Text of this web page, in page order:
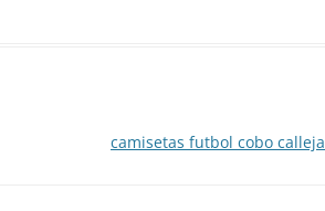
camisetas futbol cobo calleja